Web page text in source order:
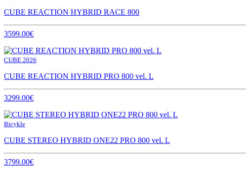
CUBE REACTION HYBRID RACE 800
3599.00€
CUBE 2026
CUBE REACTION HYBRID PRO 800 vel. L
3299.00€
Bicykle
CUBE STEREO HYBRID ONE22 PRO 800 vel. L
3799.00€